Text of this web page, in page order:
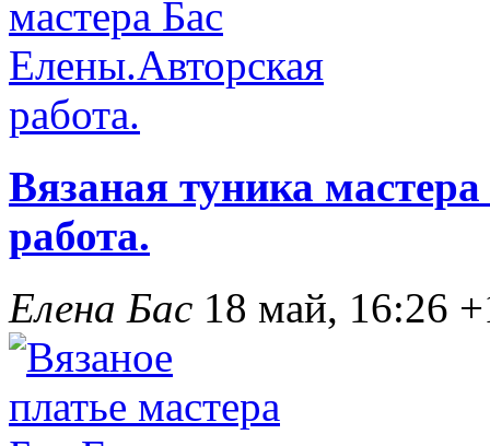
Вязаная туника
работа.
Елена Бас 18 май, 16:26